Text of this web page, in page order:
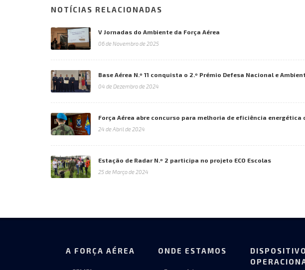
NOTÍCIAS RELACIONADAS
V Jornadas do Ambiente da Força Aérea
06 de Novembro de 2025
Base Aérea N.º 11 conquista o 2.º Prémio Defesa Nacional e
04 de Dezembro de 2024
Força Aérea abre concurso para melhoria de eficiência energética
24 de Abril de 2024
Estação de Radar N.º 2 participa no projeto ECO Escolas
25 de Março de 2024
A FORÇA AÉREA ONDE ESTAMOS
DISPOSITIVO